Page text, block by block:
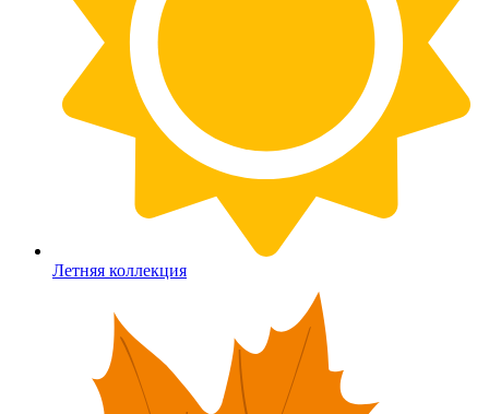
Летняя коллекция